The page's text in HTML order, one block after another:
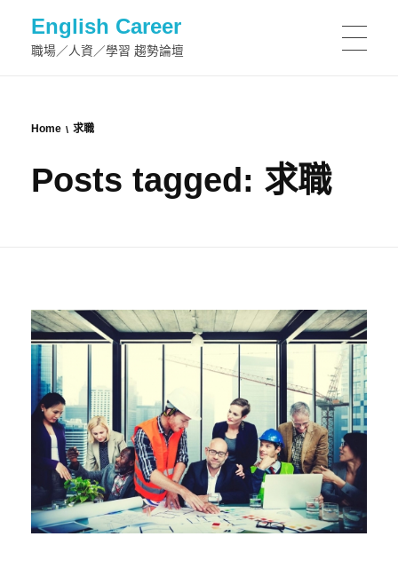
English Career
職場／人資／學習 趨勢論壇
Home 求職
Posts tagged: 求職